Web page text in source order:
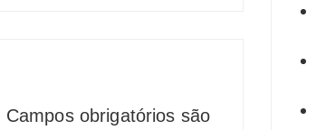
Campos obrigatórios são